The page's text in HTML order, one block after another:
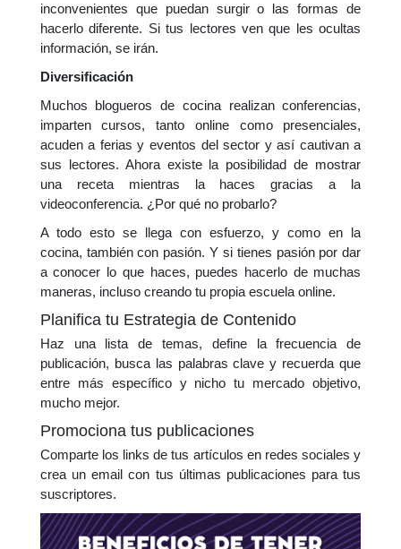
inconvenientes que puedan surgir o las formas de
hacerlo diferente. Si tus lectores ven que les ocultas
información, se irán.
Diversificación
Muchos blogueros de cocina realizan conferencias,
imparten cursos, tanto online como presenciales,
acuden a ferias y eventos del sector y así cautivan a
sus lectores. Ahora existe la posibilidad de mostrar
una receta mientras la haces gracias a la
videoconferencia. ¿Por qué no probarlo?
A todo esto se llega con esfuerzo, y como en la
cocina, también con pasión. Y si tienes pasión por dar
a conocer lo que haces, puedes hacerlo de muchas
maneras, incluso creando tu propia escuela online.
Planifica tu Estrategia de Contenido
Haz una lista de temas, define la frecuencia de
publicación, busca las palabras clave y recuerda que
entre más específico y nicho tu mercado objetivo,
mucho mejor.
Promociona tus publicaciones
Comparte los links de tus artículos en redes sociales y
crea un email con tus últimas publicaciones para tus
suscriptores.